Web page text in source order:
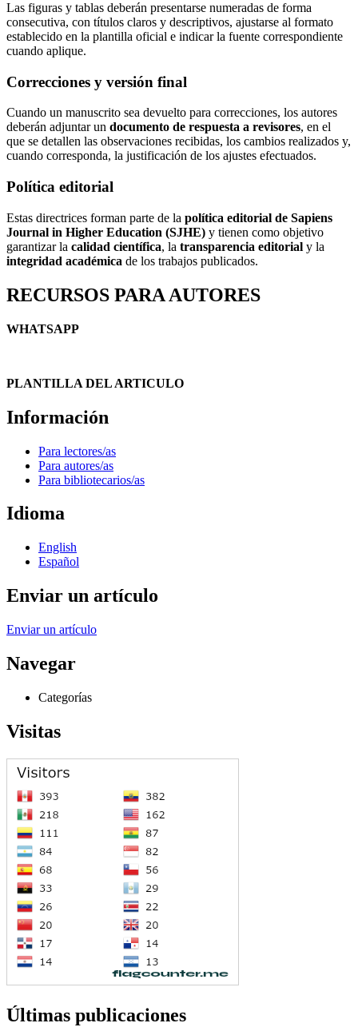
Las figuras y tablas deberán presentarse numeradas de forma
consecutiva, con títulos claros y descriptivos, ajustarse al formato
establecido en la plantilla oficial e indicar la fuente correspondiente
cuando aplique.
Correcciones y versión final
Cuando un manuscrito sea devuelto para correcciones, los autores
deberán adjuntar un documento de respuesta a revisores, en el
que se detallen las observaciones recibidas, los cambios realizados y,
cuando corresponda, la justificación de los ajustes efectuados.
Política editorial
Estas directrices forman parte de la política editorial de Sapiens
Journal in Higher Education (SJHE) y tienen como objetivo
garantizar la calidad científica, la transparencia editorial y la
integridad académica de los trabajos publicados.
RECURSOS PARA AUTORES
WHATSAPP
PLANTILLA DEL ARTICULO
Información
Para lectores/as
Para autores/as
Para bibliotecarios/as
Idioma
English
Español
Enviar un artículo
Enviar un artículo
Navegar
Categorías
Visitas
Últimas publicaciones